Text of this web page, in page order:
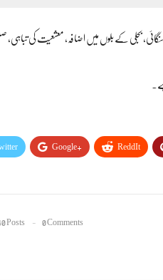
بجلی کے بلوں میں اضافہ، معشعیت کی تباہی،
Google+ ReddIt
Posts 0 Comments